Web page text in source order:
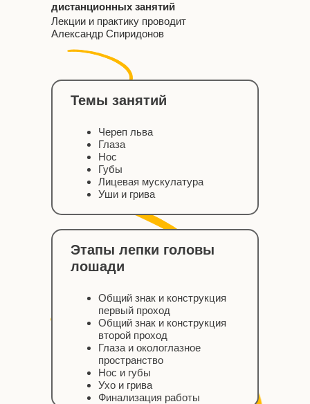
дистанционных занятий
Лекции и практику проводит
Александр Спиридонов
Череп льва
Глаза
Нос
Губы
Лицевая мускулатура
Уши и грива
Темы занятий
Общий знак и конструкция
первый проход
Общий знак и конструкция
второй проход
Глаза и окологлазное
пространство
Нос и губы
Ухо и грива
Финализация работы
Этапы лепки головы
лошади